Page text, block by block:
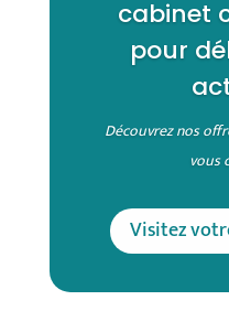
cabinet
pour
Découvrez nos
vous
Visitez